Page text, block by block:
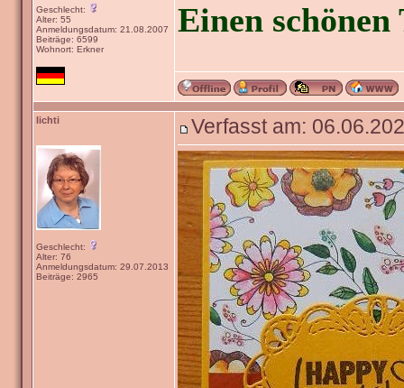
Geschlecht:
Alter: 55
Anmeldungsdatum: 21.08.2007
Beiträge: 6599
Wohnort: Erkner
Einen
lichti
Geschlecht:
Alter: 76
Anmeldungsdatum: 29.07.2013
Beiträge: 2965
Verfasst am: